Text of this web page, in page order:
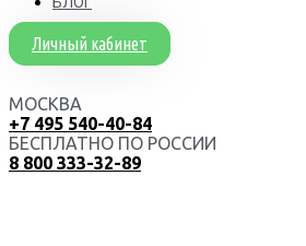
Личный кабинет
МОСКВА
+7 495 540-40-84
БЕСПЛАТНО ПО РОССИИ
8 800 333-32-89